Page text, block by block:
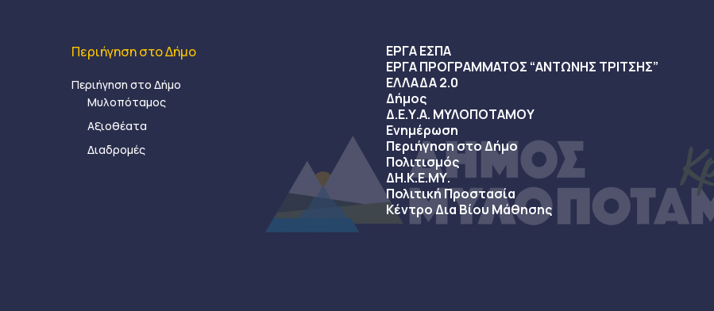
Περιήγηση στο Δήμο
Περιήγηση στο Δήμο
Μυλοπόταμος
Αξιοθέατα
Διαδρομές
ΕΡΓΑ ΕΣΠΑ
ΕΡΓΑ ΠΡΟΓΡΑΜΜΑΤΟΣ “ΑΝΤΩΝΗΣ ΤΡΙΤΣΗΣ”
ΕΛΛΑΔΑ 2.0
Δήμος
Δ.Ε.Υ.Α. ΜΥΛΟΠΟΤΑΜΟΥ
Ενημέρωση
Περιήγηση στο Δήμο
Πολιτισμός
ΔΗ.Κ.Ε.ΜΥ.
Πολιτική Προστασία
Κέντρο Δια Βίου Μάθησης